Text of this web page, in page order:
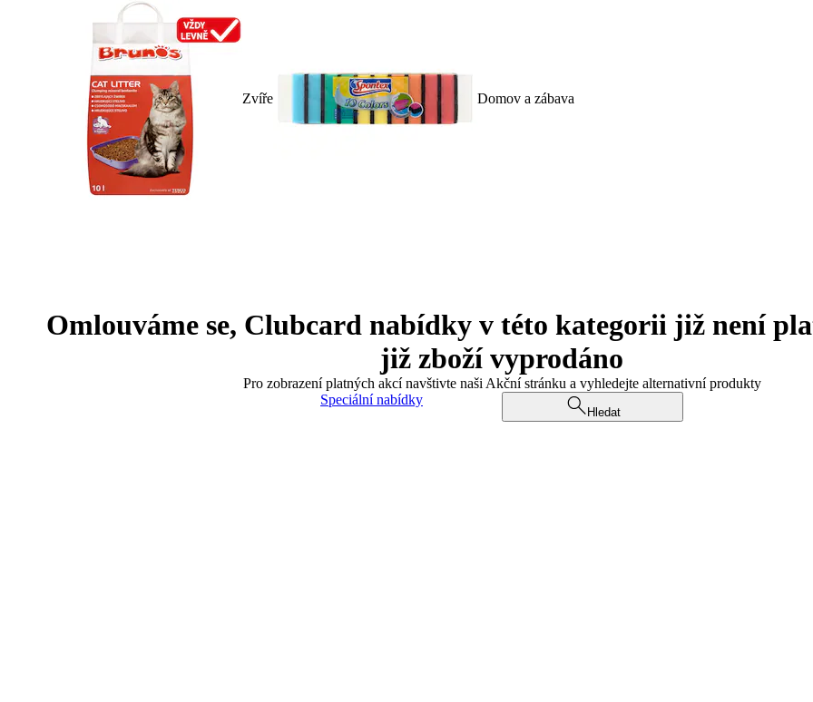
Zvíře Domov a zábava
Omlouváme se, Clubcard nabídky v této kategorii již není
již zboží vyprodáno
Pro zobrazení platných akcí navštivte naši Akční stránku a vyhledejte alternativní produkty
Speciální nabídky
Hledat